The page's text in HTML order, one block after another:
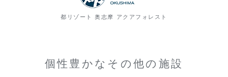
都リゾート 奥志摩 アクアフォレスト
個性豊かな その他の施設